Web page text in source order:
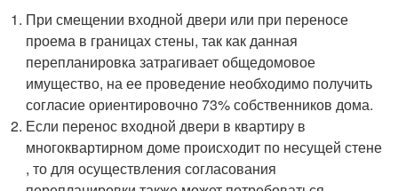
При смещении входной двери или при переносе
проема в границах стены, так как данная
перепланировка затрагивает общедомовое
имущество, на ее проведение необходимо получить
согласие ориентировочно 73% собственников дома.
Если перенос входной двери в квартиру в
многоквартирном доме происходит по несущей стене
, то для осуществления согласования